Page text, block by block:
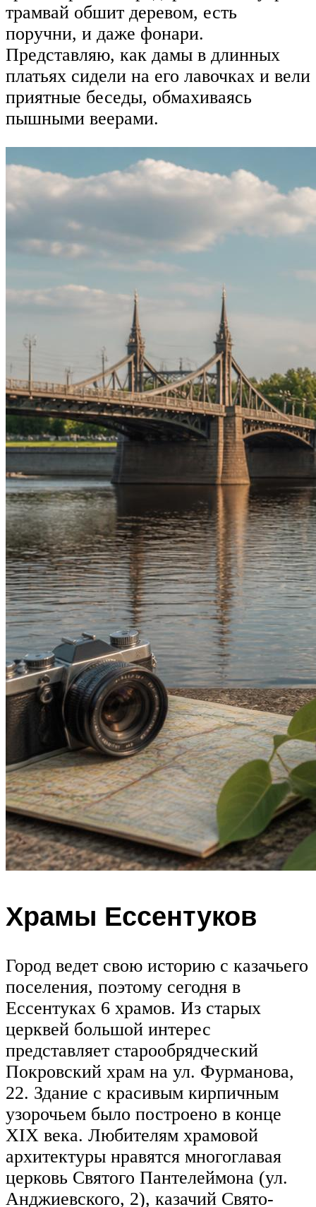
трамвай обшит деревом, есть
поручни, и даже фонари.
Представляю, как дамы в длинных
платьях сидели на его лавочках и вели
приятные беседы, обмахиваясь
пышными веерами.
Храмы Ессентуков
Город ведет свою историю с казачьего
поселения, поэтому сегодня в
Ессентуках 6 храмов. Из старых
церквей большой интерес
представляет старообрядческий
Покровский храм на ул. Фурманова,
22. Здание с красивым кирпичным
узорочьем было построено в конце
XIX века. Любителям храмовой
архитектуры нравятся многоглавая
церковь Святого Пантелеймона (ул.
Анджиевского, 2), казачий Свято-